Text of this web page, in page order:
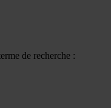
de recherche :